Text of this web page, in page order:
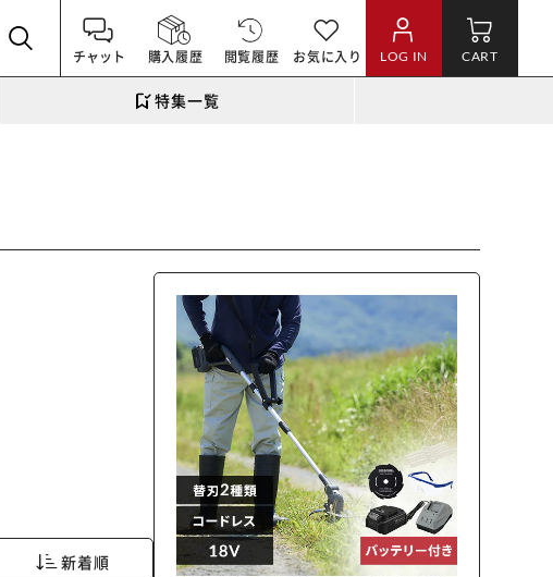
チャット 購入履歴 閲覧履歴 お気に入り LOG IN CART
特集一覧
新着順